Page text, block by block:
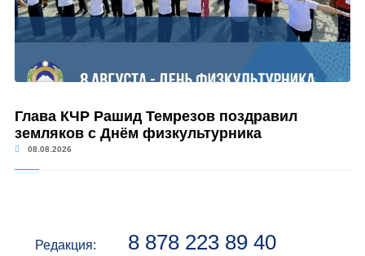
Глава КЧР Рашид Темрезов поздравил
земляков с Днём физкультурника
08.08.2026
Редакция: 8 878 223 89 40